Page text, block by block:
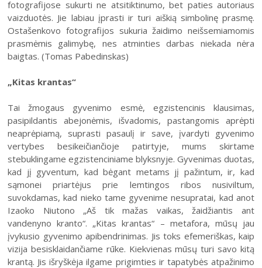
2026 (XXIII festivalis)
2025 (XXII festivalis)
2024 (XXI festivalis)
2021 (XVIII festivalis)
2020 (XVII festivalis)
2019 (XVI festivalis)
2018 (XV festivalis)
2004–2017 m. festivalis
fotografijose sukurti ne atsitiktinumo, bet paties autoriaus
vaizduotės. Jie labiau įprasti ir turi aiškią simbolinę prasmę.
Ostašenkovo fotografijos sukuria žaidimo neišsemiamomis
prasmėmis galimybę, nes atminties darbas niekada nėra
baigtas. (Tomas Pabedinskas)
„Kitas krantas“
Tai žmogaus gyvenimo esmė, egzistencinis klausimas,
pasipildantis abejonėmis, išvadomis, pastangomis aprėpti
neaprėpiamą, suprasti pasaulį ir save, įvardyti gyvenimo
vertybes besikeičiančioje patirtyje, mums skirtame
stebuklingame egzistenciniame blyksnyje. Gyvenimas duotas,
kad jį gyventum, kad bėgant metams jį pažintum, ir, kad
sąmonei priartėjus prie lemtingos ribos nusiviltum,
suvokdamas, kad nieko tame gyvenime nesupratai, kad anot
Izaoko Niutono „Aš tik mažas vaikas, žaidžiantis ant
vandenyno kranto“. „Kitas krantas“ – metafora, mūsų jau
įvykusio gyvenimo apibendrinimas. Jis toks efemeriškas, kaip
vizija besisklaidančiame rūke. Kiekvienas mūsų turi savo kitą
krantą. Jis išryškėja ilgame prigimties ir tapatybės atpažinimo